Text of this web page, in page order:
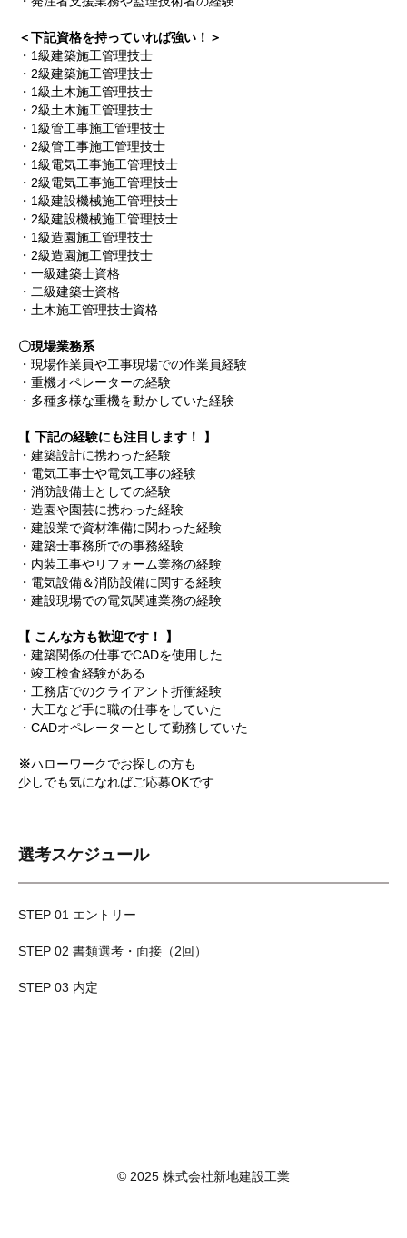
＜下記資格を持っていれば強い！＞
・1級建築施工管理技士
・2級建築施工管理技士
・1級土木施工管理技士
・2級土木施工管理技士
・1級管工事施工管理技士
・2級管工事施工管理技士
・1級電気工事施工管理技士
・2級電気工事施工管理技士
・1級建設機械施工管理技士
・2級建設機械施工管理技士
・1級造園施工管理技士
・2級造園施工管理技士
・一級建築士資格
・二級建築士資格
・土木施工管理技士資格
〇現場業務系
・現場作業員や工事現場での作業員経験
・重機オペレーターの経験
・多種多様な重機を動かしていた経験
【 下記の経験にも注目します！ 】
・建築設計に携わった経験
・電気工事士や電気工事の経験
・消防設備士としての経験
・造園や園芸に携わった経験
・建設業で資材準備に関わった経験
・建築士事務所での事務経験
・内装工事やリフォーム業務の経験
・電気設備＆消防設備に関する経験
・建設現場での電気関連業務の経験
【 こんな方も歓迎です！ 】
・建築関係の仕事でCADを使用した
・竣工検査経験がある
・工務店でのクライアント折衝経験
・大工など手に職の仕事をしていた
・CADオペレーターとして勤務していた
※ハローワークでお探しの方も
少しでも気になればご応募OKです
選考スケジュール
STEP 01 エントリー
STEP 02 書類選考・面接（2回）
STEP 03 内定
© 2025 株式会社新地建設工業